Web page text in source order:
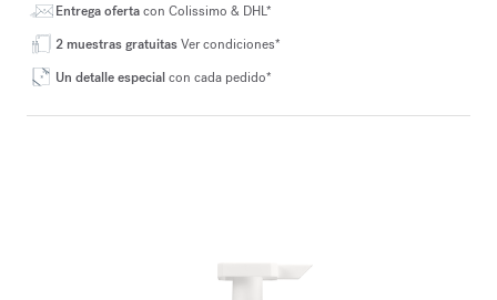
Entrega ofertacon Colissimo & DHL*
2 muestras gratuitasVer condiciones*
Un detalle especialcon cada pedido*